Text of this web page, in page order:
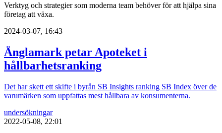
Verktyg och strategier som moderna team behöver för att hjälpa sina
företag att växa.
2024-03-07, 16:43
Änglamark petar Apoteket i
hållbarhetsranking
Det har skett ett skifte i byrån SB Insights ranking SB Index över de
varumärken som uppfattas mest hållbara av konsumenterna.
undersökningar
2022-05-08, 22:01